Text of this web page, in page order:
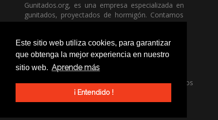
Este sitio web utiliza cookies, para garantizar
que obtenga la mejor experiencia en nuestro
sitio web. Aprende más
¡ Entendido !
Gunitados.org, es una empresa especializada en
gunitados, proyectados de hormigón. Contamos
con todos los medios humanos y técnicos, para
competencia.
Si necesita una empresa de gunitados, no dude
en llamarnos, nuestros técnicos estran encantados
de poder ayudarle, ya sea usted particular o
profesional.